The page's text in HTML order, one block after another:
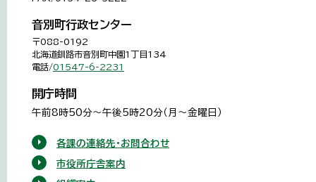
音別町行政センター
〒088-0192
北海道釧路市音別町中園1丁目134
電話/01547-6-2231
開庁時間
午前8時50分～午後5時20分（月～金曜日）
各課の連絡先・お問合わせ
市役所庁舎案内